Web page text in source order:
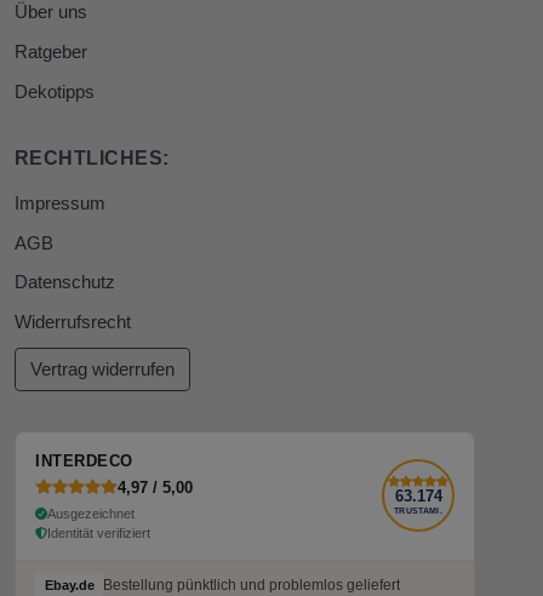
Über uns
Ratgeber
Dekotipps
RECHTLICHES:
Impressum
AGB
Datenschutz
Widerrufsrecht
Vertrag widerrufen
INTERDECO
4,97 / 5,00
Ausgezeichnet
Identität verifiziert
63.174
TRUSTAMI.
Ebay.de Bestellung pünktlich und problemlos geliefert